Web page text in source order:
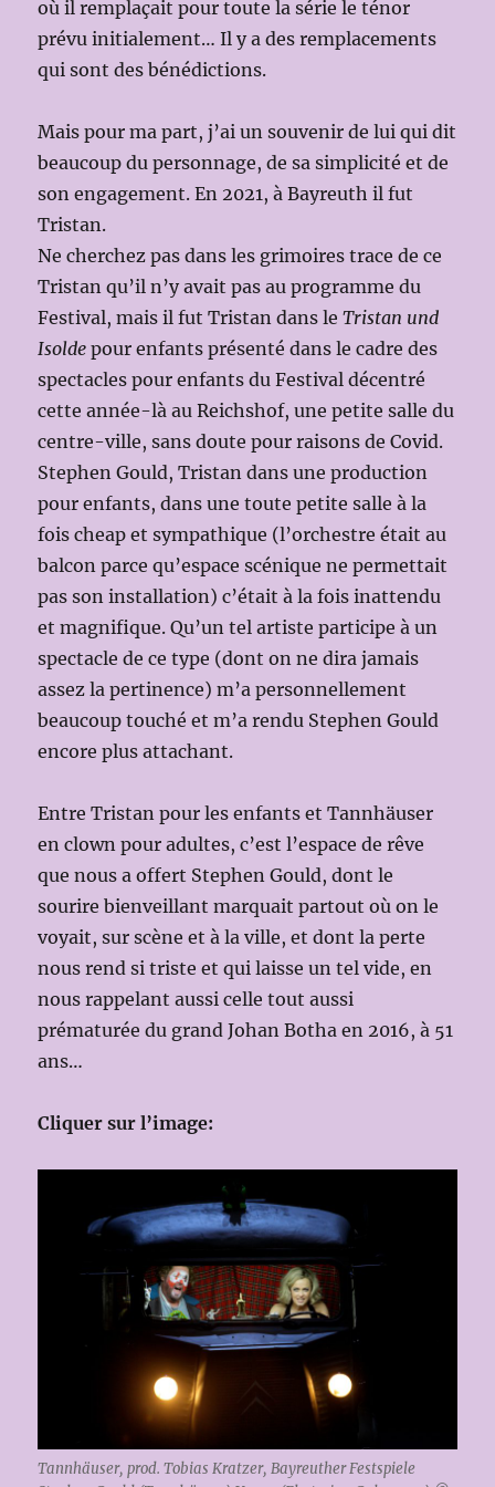
où il remplaçait pour toute la série le ténor
prévu initialement… Il y a des remplacements
qui sont des bénédictions.
Mais pour ma part, j’ai un souvenir de lui qui dit
beaucoup du personnage, de sa simplicité et de
son engagement. En 2021, à Bayreuth il fut
Tristan.
Ne cherchez pas dans les grimoires trace de ce
Tristan qu’il n’y avait pas au programme du
Festival, mais il fut Tristan dans leTristan und
Isolde pour enfants présenté dans le cadre des
spectacles pour enfants du Festival décentré
cette année-là au Reichshof, une petite salle du
centre-ville, sans doute pour raisons de Covid.
Stephen Gould, Tristan dans une production
pour enfants, dans une toute petite salle à la
fois cheap et sympathique (l’orchestre était au
balcon parce qu’espace scénique ne permettait
pas son installation) c’était à la fois inattendu
et magnifique. Qu’un tel artiste participe à un
spectacle de ce type (dont on ne dira jamais
assez la pertinence) m’a personnellement
beaucoup touché et m’a rendu Stephen Gould
encore plus attachant.
Entre Tristan pour les enfants et Tannhäuser
en clown pour adultes, c’est l’espace de rêve
que nous a offert Stephen Gould, dont le
sourire bienveillant marquait partout où on le
voyait, sur scène et à la ville, et dont la perte
nous rend si triste et qui laisse un tel vide, en
nous rappelant aussi celle tout aussi
prématurée du grand Johan Botha en 2016, à 51
ans…
Cliquer sur l’image:
Tannhäuser, prod. Tobias Kratzer, Bayreuther Festspiele